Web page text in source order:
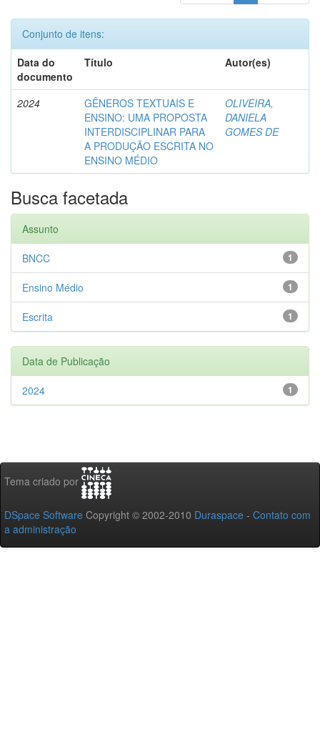
Conjunto de itens:
Data do
documento
Título Autor(es)
2024
GÊNEROS TEXTUAIS E
ENSINO: UMA PROPOSTA
INTERDISCIPLINAR PARA
A PRODUÇÃO ESCRITA NO
ENSINO MÉDIO
OLIVEIRA,
DANIELA
GOMES DE
Busca facetada
Assunto
1
BNCC
1
Ensino Médio
1
Escrita
Data de Publicação
1
2024
Tema criado por
DSpace Software Copyright © 2002-2010 Duraspace - Contato com
a administração